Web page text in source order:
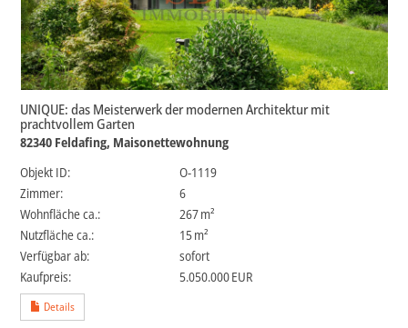
UNIQUE: das Meisterwerk der modernen Architektur mit
prachtvollem Garten
82340 Feldafing, Maisonettewohnung
Objekt ID:
O-1119
Zimmer:
6
Wohnfläche ca.:
267 m²
Nutzfläche ca.:
15 m²
Verfügbar ab:
sofort
Kaufpreis:
5.050.000 EUR
Details